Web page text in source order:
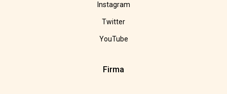
Instagram
Twitter
YouTube
Firma